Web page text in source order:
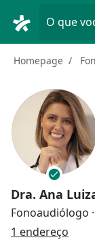
O que
Homepage
Dra. Ana
Fonoaudiólogo ·
1 endereço